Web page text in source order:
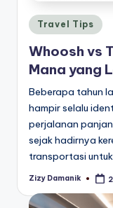
Posted
Travel Tips
Whoosh vs
Mana yang
Beberapa tahun
hampir selalu
perjalanan
sejak hadirnya
transportasi
Posted
Zizy Damanik